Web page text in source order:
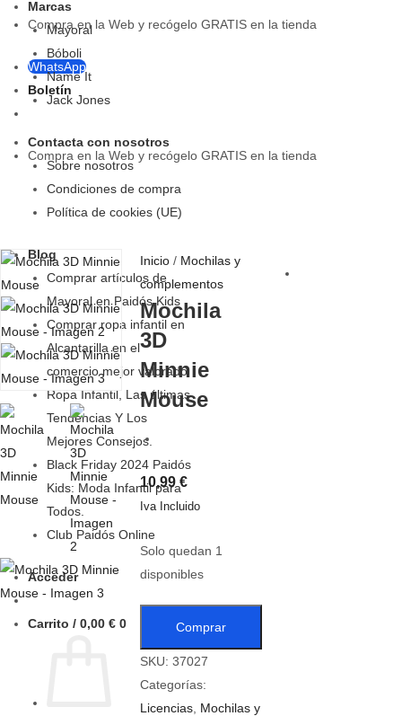
Compra en la Web y recógelo GRATIS en la tienda
WhatsApp
Boletín
Compra en la Web y recógelo GRATIS en la tienda
Marcas
Mayoral
Bóboli
Name It
Jack Jones
Contacta con nosotros
Sobre nosotros
Condiciones de compra
Política de cookies (UE)
Blog
Comprar artículos de
Mayoral en Paidós Kids
Comprar ropa infantil en
Alcantarilla en el
comercio mejor valorado
Ropa Infantil, Las últimas
Tendencias Y Los
Mejores Consejos.
Black Friday 2024 Paidós
Kids: Moda Infantil para
Todos.
Club Paidós Online
Acceder
Carrito / 0,00 € 0
Inicio / Mochilas y
complementos
Mochila
3D
Minnie
Mouse
10,99 €
Iva Incluido
Solo quedan 1
disponibles
Comprar
SKU: 37027
Categorías:
Licencias Mochilas y